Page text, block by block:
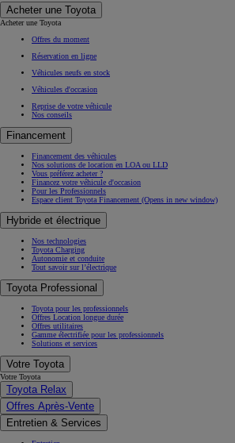
Acheter une Toyota
Acheter une Toyota
Offres du moment
Réservation en ligne
Véhicules neufs en stock
Véhicules d'occasion
Reprise de votre véhicule
Nos conseils
Financement
Financement des véhicules
Nos solutions de location en LOA ou LLD
Vous préférez acheter ?
Financez votre véhicule d'occasion
Pour les Professionnels
Espace client Toyota Financement(Opens in new window)
Hybride et électrique
Nos technologies
Toyota Charging
Autonomie et conduite
Tout savoir sur l’électrique
Toyota Professional
Toyota pour les professionnels
Offres Location longue durée
Offres utilitaires
Gamme électrifiée pour les professionnels
Solutions et services
Votre Toyota
Votre Toyota
Toyota Relax
Offres Après-Vente
Entretien & Services